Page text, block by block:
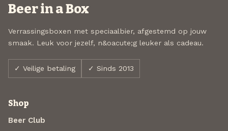
Beer in a Box
Verrassingsboxen met speciaalbier, afgestemd op jouw
smaak. Leuk voor jezelf, n&oacute;g leuker als cadeau.
✓ Veilige betaling ✓ Sinds 2013
Shop
Beer Club